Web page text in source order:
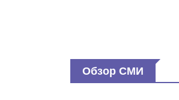
Обзор СМИ